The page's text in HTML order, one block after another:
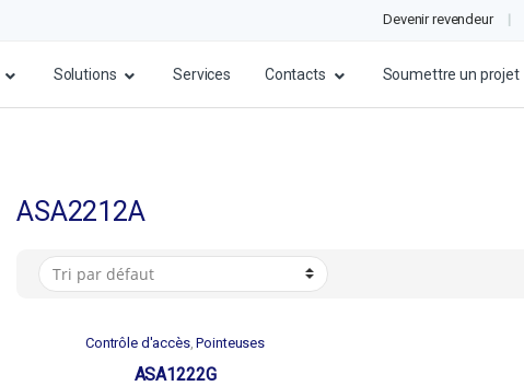
Devenir revendeur
Solutions Services Contacts Soumettre un projet
ASA2212A
Contrôle d'accès, Pointeuses
ASA1222G